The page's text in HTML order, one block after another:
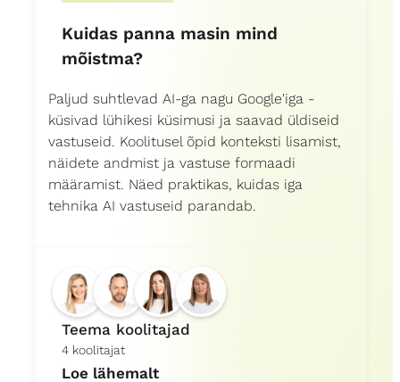
Kuidas panna masin mind
mõistma?
Paljud suhtlevad AI-ga nagu Google'iga -
küsivad lühikesi küsimusi ja saavad üldiseid
vastuseid. Koolitusel õpid konteksti lisamist,
näidete andmist ja vastuse formaadi
määramist. Näed praktikas, kuidas iga
tehnika AI vastuseid parandab.
Teema koolitajad
4 koolitajat
Loe lähemalt